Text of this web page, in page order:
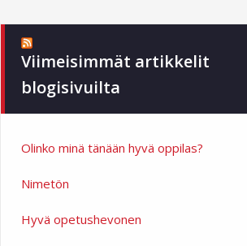
Viimeisimmät artikkelit
blogisivuilta
Olinko minä tänään hyvä oppilas?
Nimetön
Hyvä opetushevonen